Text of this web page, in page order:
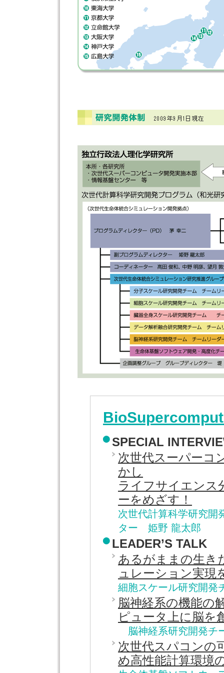
SPECIAL
次世代スーパーコ
かし
ライフサイエンス
ーをめざす！
次世代計算科学研究開
ター 姫野 龍太郎
LEADER’S TALK
あるがままの生き
ュレーション実現
細胞スケール研究開
脳神経系の機能の
ピュータ上に脳を
脳神経系研究開発チ
次世代スパコンの
め高性能計算環境